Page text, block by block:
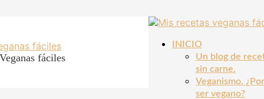
fáciles
INICIO
Un blog de
sin carne.
Veganismo.
ser vegano?